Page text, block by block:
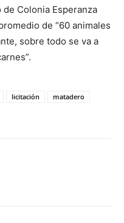
Colonia Esperanza
de “60 animales
sobre todo se va a
licitación
matadero